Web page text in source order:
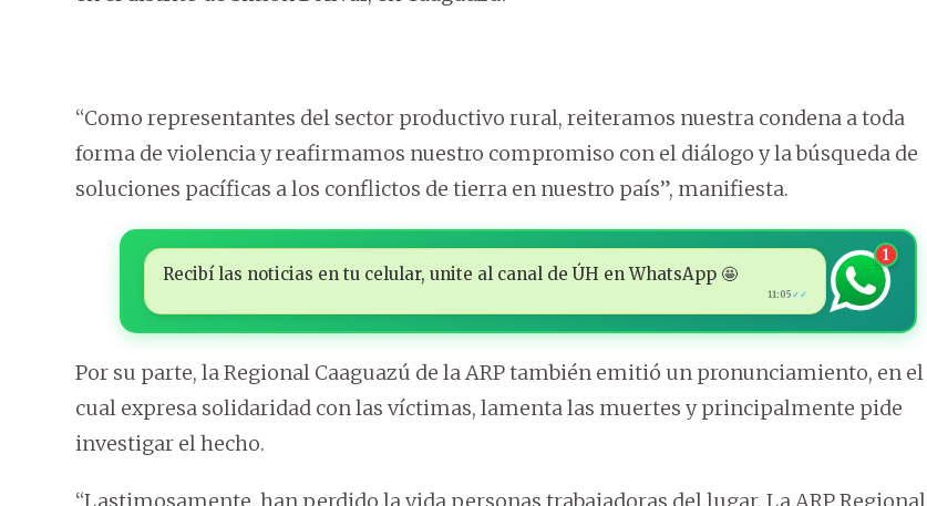
“Como representantes del sector productivo rural, reiteramos nuestra condena a toda
forma de violencia y reafirmamos nuestro compromiso con el diálogo y la búsqueda de
soluciones pacíficas a los conflictos de tierra en nuestro país”, manifiesta.
Recibí las noticias en tu celular, unite al canal de ÚH en WhatsApp 🤩
11:05 ✓✓
1
Por su parte, la Regional Caaguazú de la ARP también emitió un pronunciamiento, en el
cual expresa solidaridad con las víctimas, lamenta las muertes y principalmente pide
investigar el hecho.